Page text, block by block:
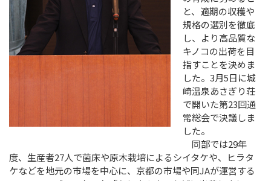
と、適期の収穫や
規格の選別を徹底
し、より高品質な
キノコの出荷を目
指すことを決めま
した。3月5日に城
崎温泉あさぎり荘
で開いた第23回通
常総会で決議しま
した。
同部では29年
度、生産者27人で菌床や原木栽培によるシイタケや、ヒラタ
ケなどを地元の市場を中心に、京都の市場や同JAが運営する